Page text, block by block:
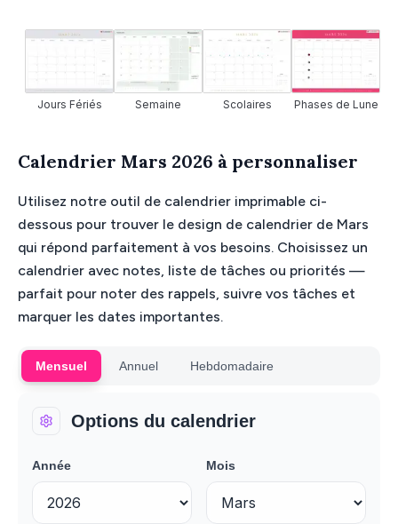
Jours Fériés Semaine Scolaires Phases de Lune
Calendrier Mars 2026 à personnaliser
Utilisez notre outil de calendrier imprimable ci-
dessous pour trouver le design de calendrier de Mars
qui répond parfaitement à vos besoins. Choisissez un
calendrier avec notes, liste de tâches ou priorités —
parfait pour noter des rappels, suivre vos tâches et
marquer les dates importantes.
Mensuel Annuel Hebdomadaire
Options du calendrier
Année Mois